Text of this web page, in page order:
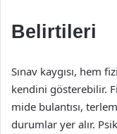
Belirtileri
Sınav kaygısı, hem
kendini gösterebilir.
mide bulantısı,
durumlar yer alır.